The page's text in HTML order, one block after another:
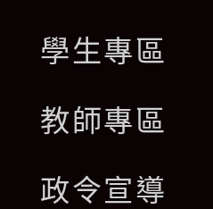
學生專區
教師專區
政令宣導